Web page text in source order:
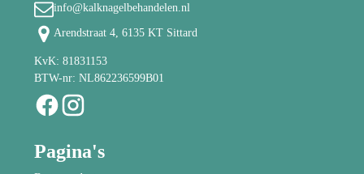
info@kalknagelbehandelen.nl
Arendstraat 4, 6135 KT Sittard
KvK: 81831153
BTW-nr: NL862236599B01
Pagina's